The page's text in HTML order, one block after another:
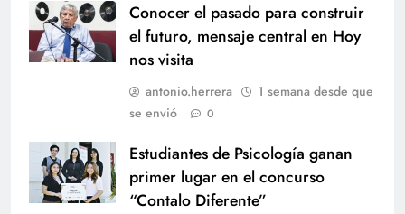
Conocer el pasado para construir
el futuro, mensaje central en Hoy
nos visita
antonio.herrera
1 semana desde que
se envió
0
Estudiantes de Psicología ganan
primer lugar en el concurso
“Contalo Diferente”